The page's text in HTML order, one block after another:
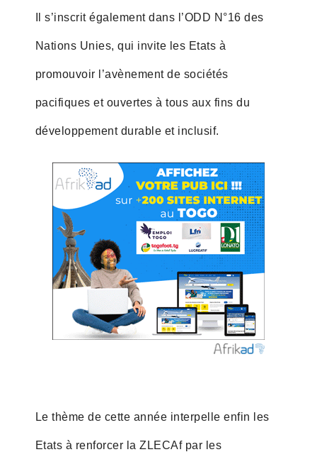
Il s’inscrit également dans l’ODD N°16 des
Nations Unies, qui invite les Etats à
promouvoir l’avènement de sociétés
pacifiques et ouvertes à tous aux fins du
développement durable et inclusif.
Le thème de cette année interpelle enfin les
Etats à renforcer la ZLECAf par les